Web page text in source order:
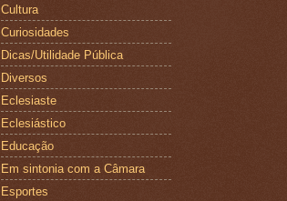
Cultura
Curiosidades
Dicas/Utilidade Pública
Diversos
Eclesiaste
Eclesiástico
Educação
Em sintonia com a Câmara
Esportes